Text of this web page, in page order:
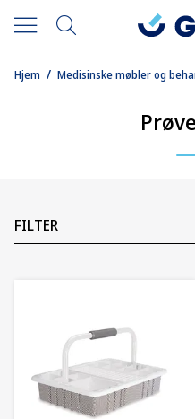
/
Hjem Medisinske møbler og
FILTER